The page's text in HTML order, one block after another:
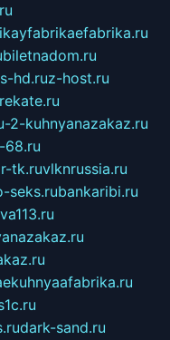
biletnadom.ru
hd.ruz-host.ru
2-kuhnyanazakaz.ru
68.ru
tk.ruvlknrussia.ru
seks.rubankaribi.ru
dark-sand.ru